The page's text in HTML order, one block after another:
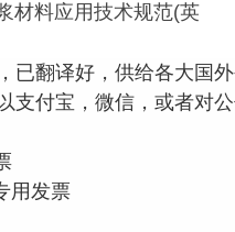
材料应用技术规范(英
已翻译好，供给各大国
支付宝，微信，或者对
用发票